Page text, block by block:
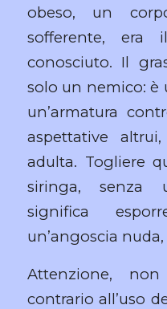
obeso, un
sofferente, era
conosciuto. Il
solo un nemico: è
un’armatura
aspettative
adulta. Togliere
siringa, senza
significa
un’angoscia
Attenzione,
contrario all’uso